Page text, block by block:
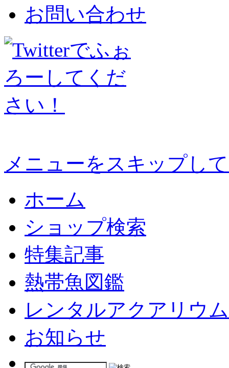
お問い合わせ
メニューをスキップし
ホーム
ショップ検索
特集記事
熱帯魚図鑑
レンタルアクアリウム
お知らせ